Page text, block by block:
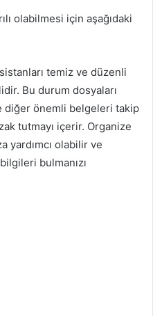
olabilmesi için aşağıdaki
temiz ve düzenli
Bu durum dosyaları
diğer önemli belgeleri takip
tutmayı içerir. Organize
yardımcı olabilir ve
bulmanızı